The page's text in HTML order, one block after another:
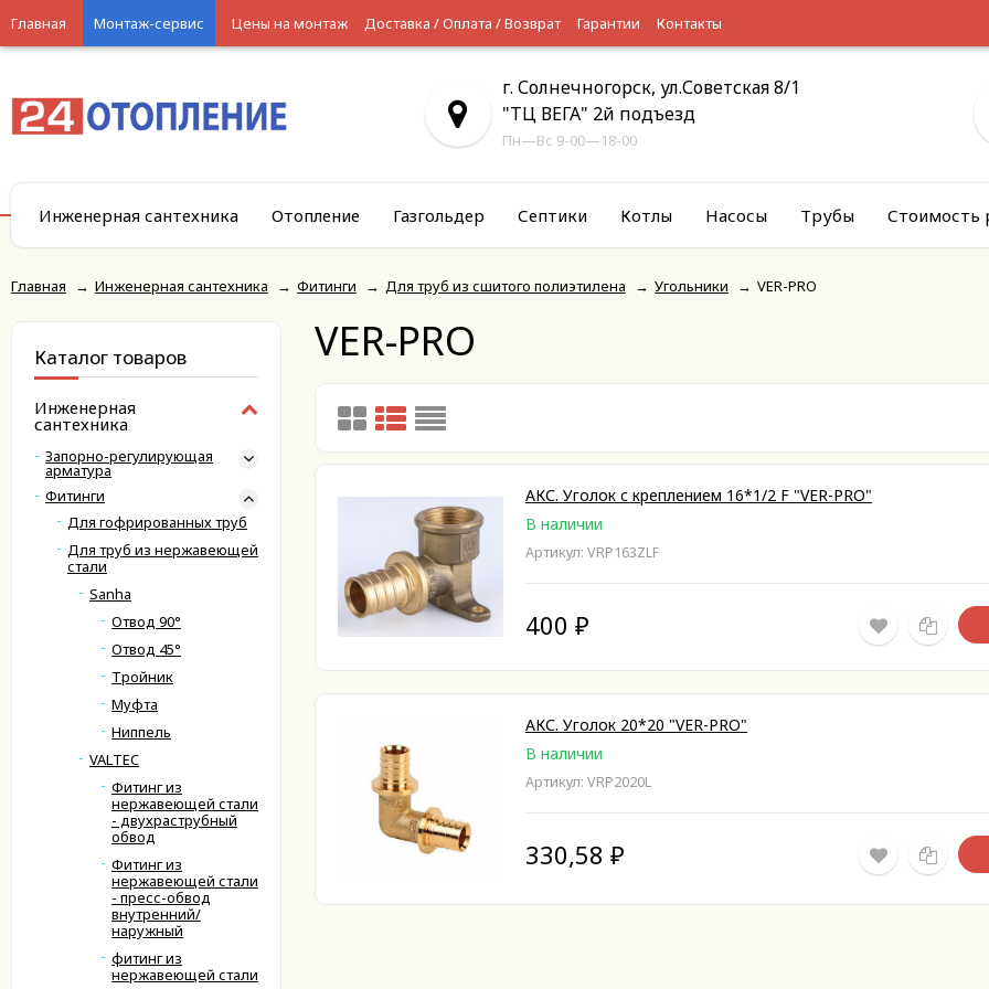
Главная Монтаж-сервис Цены на монтаж Доставка / Оплата / Возврат Гарантии Контакты
г. Солнечногорск, ул.Советская 8/1
"ТЦ ВЕГА" 2й подъезд
Пн—Вс 9-00—18-00
Инженерная сантехника Отопление Газгольдер Септики Котлы Насосы Трубы Стоимость
Главная → Инженерная сантехника → Фитинги → Для труб из сшитого полиэтилена → Угольники → VER-PRO
Каталог товаров
Инженерная
сантехника
Запорно-регулирующая
арматура
Фитинги
Для гофрированных труб
Для труб из нержавеющей
стали
Sanha
Отвод 90°
Отвод 45°
Тройник
Муфта
Ниппель
VALTEC
Фитинг из
нержавеющей стали
- двухраструбный
обвод
Фитинг из
нержавеющей стали
- пресс-обвод
внутренний/
наружный
фитинг из
нержавеющей стали
VER-PRO
АКС. Уголок c креплением 16*1/2 F "VER-PRO"
В наличии
Артикул: VRP163ZLF
400 ₽
АКС. Уголок 20*20 "VER-PRO"
В наличии
Артикул: VRP2020L
330,58 ₽